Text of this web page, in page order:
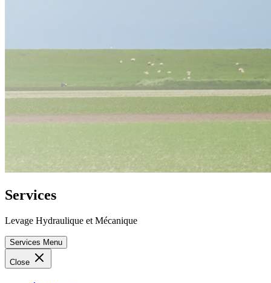
Services
Levage Hydraulique et Mécanique
Services Menu
Close